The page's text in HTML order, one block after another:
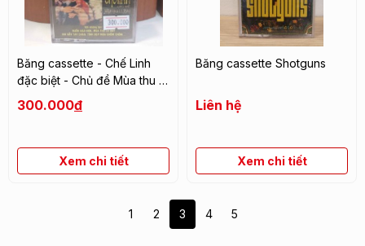
Băng cassette - Chế Linh
đặc biệt - Chủ đề Mùa thu lá
bay
300.000đ
Xem chi tiết
Băng cassette Shotguns
Liên hệ
Xem chi tiết
1 2 3 4 5